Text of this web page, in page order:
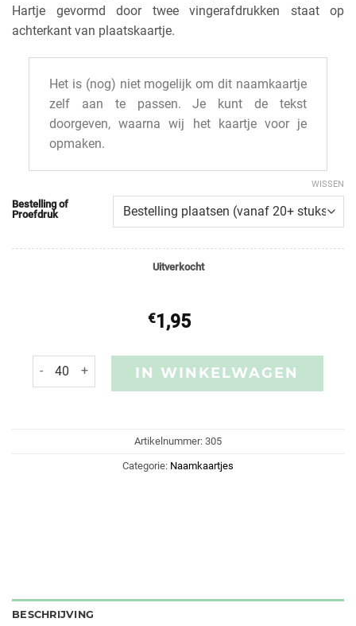
Hartje gevormd door twee vingerafdrukken staat op
achterkant van plaatskaartje.
Het is (nog) niet mogelijk om dit naamkaartje
zelf aan te passen. Je kunt de tekst
doorgeven, waarna wij het kaartje voor je
opmaken.
Bestelling of
Proefdruk
WISSEN
Uitverkocht
€1,95
IN WINKELWAGEN
Artikelnummer: 305
Categorie: Naamkaartjes
BESCHRIJVING